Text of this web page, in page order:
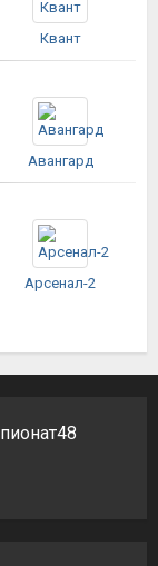
Квант
Авангард
Арсенал-2